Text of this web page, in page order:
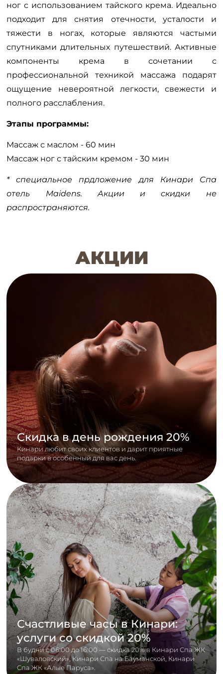
ног с использованием тайского крема. Идеально
подходит для снятия отечности, усталости и
тяжести в ногах, которые являются частыми
спутниками длительных путешествий. Активные
компоненты крема в сочетании с
профессиональной техникой массажа подарят
ощущение невероятной легкости, свежести и
полного расслабления.
Этапы программы:
Массаж с маслом - 60 мин
Массаж ног с тайским кремом - 30 мин
* специальное прдложение для Кинари Спа
отель Maidens. Акции и скидки не
распространяются.
АКЦИИ
Скидка в день рождения 20%
Кинари любит своих клиентов и дарит приятные
подарки в особенный для вас день.
Счастливые часы в Кинари:
услуги со скидкой 20%
В будни с 06:00 до 16:00 — скидка 20% в Кинари Спа ЖК
«Шуваловский», Кинари Спа на Бауманской, Кинари
Спа ЖК «Алые Паруса».